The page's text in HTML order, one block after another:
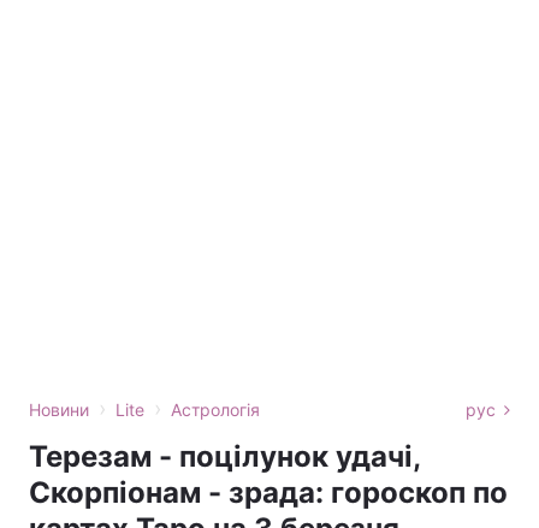
Новини › Lite › Астрологія рус
Терезам - поцілунок удачі,
Скорпіонам - зрада: гороскоп по